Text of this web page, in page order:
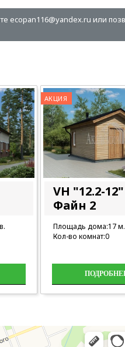
ecopan116@yandex.ru или
АКЦИЯ
VH "12.2-12"
Файн 2
Площадь дома:17
Кол-во комнат:0